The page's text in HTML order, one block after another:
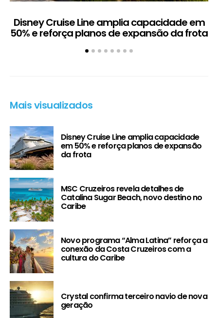
Disney Cruise Line amplia capacidade em
50% e reforça planos de expansão da frota
Mais visualizados
Disney Cruise Line amplia capacidade
em 50% e reforça planos de expansão
da frota
MSC Cruzeiros revela detalhes de
Catalina Sugar Beach, novo destino no
Caribe
Novo programa “Alma Latina” reforça a
conexão da Costa Cruzeiros com a
cultura do Caribe
Crystal confirma terceiro navio de nova
geração